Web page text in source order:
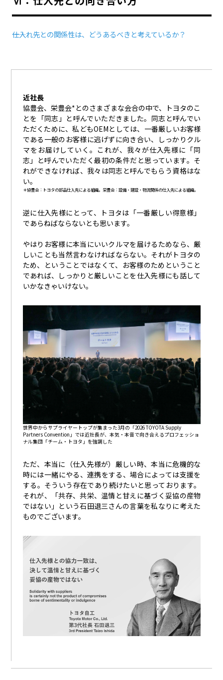
――仕入れ先との関係性は、どうあるべきと考えているか？
近社長
協豊会、栄豊会*とのさまざまな会合の中で、トヨタのこ
とを「同志」と呼んでいただきました。同志と呼んでい
ただくために、私どもOEMとしては、一番厳しいお客様
である一般のお客様に逃げずに向き合い、しっかりクル
マをお届けしていく。これが、我々が仕入先様に「同
志」と呼んでいただく最初の条件だと思っています。そ
れができなければ、我々は同志と呼んでもらう資格はな
い。
＊協豊会：トヨタの部品仕入先による組織。栄豊会：設備・建設・物流関係の仕入先による組織。
逆に仕入先様にとって、トヨタは「一番厳しい得意様」
であらねばならないとも思います。
やはりお客様に本当にいいクルマを届けるためなら、厳
しいことも当然言わなければならない。それがトヨタの
ため、ということではなくて、お客様のためということ
であれば、しっかりと厳しいことを仕入先様にも話して
いかなきゃいけない。
世界中からサプライヤートップが集まった3月の「2026 TOYOTA Supply
Partners Convention」では近社長が、本気・本音で向き合えるプロフェッショ
ナル集団「チーム・トヨタ」を強調した
ただ、本当に（仕入先様が）厳しい時、本当に危機的な
時には一緒にやる、連携をする、場合によっては支援を
する。そういう存在であり続けたいと思っております。
それが、「共存、共栄、温情と甘えに基づく妥協の産物
ではない」という石田退三さんの言葉を私なりに考えた
ものでございます。